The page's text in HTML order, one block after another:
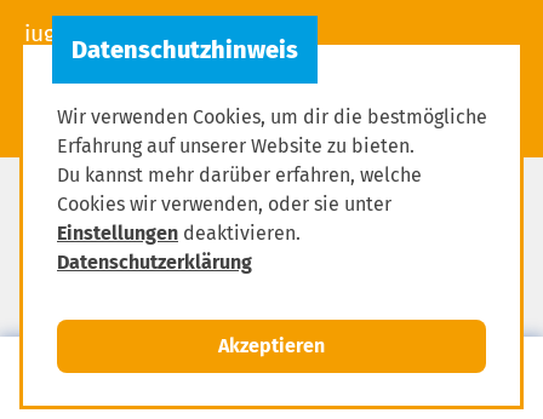
Mitglied werden
MENÜ
Impressum
Datenschutzerklärung
Wir verwenden Cookies, um dir die bestmögliche
Erfahrung auf unserer Website zu bieten.
Du kannst mehr darüber erfahren, welche
Cookies wir verwenden, oder sie unter
Einstellungen deaktivieren.
Datenschutzerklärung
Akzeptieren